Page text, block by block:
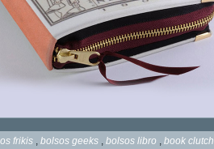
frikis , bolsos geeks , bolsos libro , book clutch